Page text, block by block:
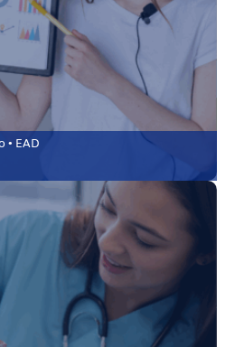
EAD